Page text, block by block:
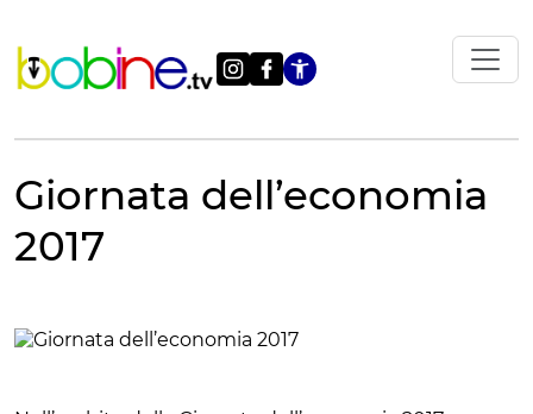
contenuto
Apri le
Giornata dell’economia
2017